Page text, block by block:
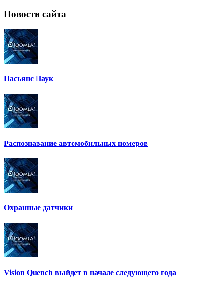
Новости сайта
Пасьянс Паук
Распознавание автомобильных номеров
Охранные датчики
Vision Quench выйдет в начале следующего года